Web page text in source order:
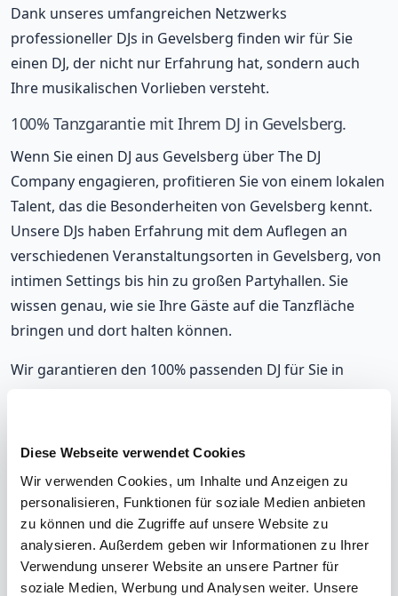
Diese Webseite verwendet Cookies
Wir verwenden Cookies, um Inhalte und Anzeigen zu
personalisieren, Funktionen für soziale Medien anbieten
zu können und die Zugriffe auf unsere Website zu
analysieren. Außerdem geben wir Informationen zu Ihrer
Verwendung unserer Website an unsere Partner für
soziale Medien, Werbung und Analysen weiter. Unsere
Dank unseres umfangreichen Netzwerks
professioneller DJs in Gevelsberg finden wir für Sie
einen DJ, der nicht nur Erfahrung hat, sondern auch
Ihre musikalischen Vorlieben versteht.
100% Tanzgarantie mit Ihrem DJ in Gevelsberg.
Wenn Sie einen DJ aus Gevelsberg über The DJ
Company engagieren, profitieren Sie von einem lokalen
Talent, das die Besonderheiten von Gevelsberg kennt.
Unsere DJs haben Erfahrung mit dem Auflegen an
verschiedenen Veranstaltungsorten in Gevelsberg, von
intimen Settings bis hin zu großen Partyhallen. Sie
wissen genau, wie sie Ihre Gäste auf die Tanzfläche
bringen und dort halten können.
Wir garantieren den 100% passenden DJ für Sie in
Mit unseren DJs, die in Gevelsberg auflegen, werden Sie
Unsere DJs gehören zu den meistgebuchten in
Gevelsberg, mit einer durchschnittlichen Bewertung
von 9,2. Und im unwahrscheinlichen Fall, dass Sie mit
Ihrem DJ nicht zufrieden sind? Erhalten Sie Ihr Geld